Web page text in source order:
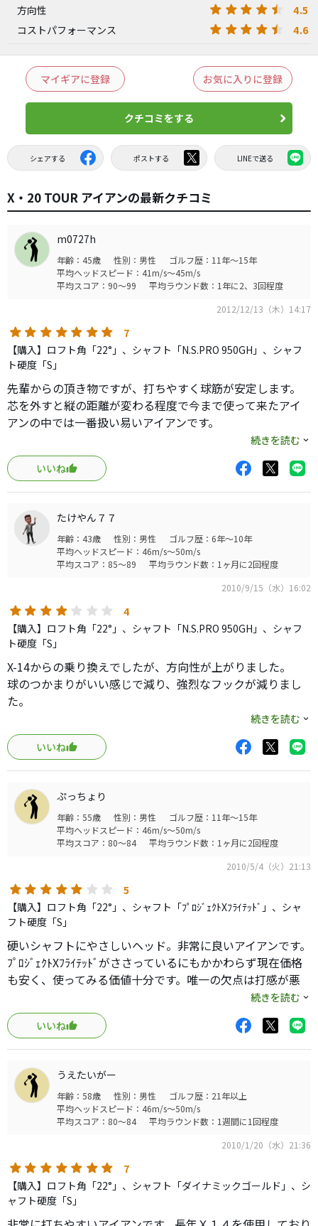
方向性 4.5
コストパフォーマンス 4.6
マイギアに登録 お気に入りに登録
クチコミをする
シェアする ポストする LINEで送る
X・20 TOUR アイアンの最新クチコミ
m0727h
年齢：45歳 性別：男性
ゴルフ歴：11年～15年
平均ヘッドスピード：41m/s～45m/s
平均スコア：90～99
平均ラウンド数：1年に2、3回程度
2012/12/13（木）14:17
7
【購入】ロフト角「22°」、シャフト「N.S.PRO 950GH」、シャフ
ト硬度「S」
先輩からの頂き物ですが、打ちやすく球筋が安定します。
芯を外すと縦の距離が変わる程度で今まで使って来たアイ
アンの中では一番扱い易いアイアンです。
適度なグースで捕まり過ぎず、狙った所にピンポイントで
打てます。
初心者でも扱い易いアイアンだと。
続きを読む
いいね
たけやん７７
年齢：43歳 性別：男性
ゴルフ歴：6年～10年
平均ヘッドスピード：46m/s～50m/s
平均スコア：85～89
平均ラウンド数：1ヶ月に2回程度
2010/9/15（水）16:02
4
【購入】ロフト角「22°」、シャフト「N.S.PRO 950GH」、シャフ
ト硬度「S」
X-14からの乗り換えでしたが、方向性が上がりました。
球のつかまりがいい感じで減り、強烈なフックが減りまし
た。
見た目もカッコよく、今となっては安い値段で手に入るの
で
かなりお勧めなクラブですね！
続きを読む
いいね
ぷっちょり
年齢：55歳 性別：男性
ゴルフ歴：11年～15年
平均ヘッドスピード：46m/s～50m/s
平均スコア：80～84
平均ラウンド数：1ヶ月に2回程度
2010/5/4（火）21:13
5
【購入】ロフト角「22°」、シャフト「ﾌﾟﾛｼﾞｪｸﾄXﾌﾗｲﾃｯﾄﾞ」、シャ
フト硬度「S」
硬いシャフトにやさしいヘッド。非常に良いアイアンです。
ﾌﾟﾛｼﾞｪｸﾄXﾌﾗｲﾃｯﾄﾞがささっているにもかかわらず現在価格
も安く、使ってみる価値十分です。唯一の欠点は打感が悪
いことです。ヘッドスピードが早く切り返しも早い人には
良いシャフトですよ。試す価値あり。
続きを読む
いいね
うえたいがー
年齢：58歳 性別：男性
ゴルフ歴：21年以上
平均ヘッドスピード：46m/s～50m/s
平均スコア：80～84
平均ラウンド数：1週間に1回程度
2010/1/20（水）21:36
7
【購入】ロフト角「22°」、シャフト「ダイナミックゴールド」、シ
ャフト硬度「S」